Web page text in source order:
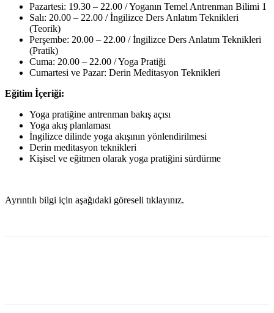
Pazartesi: 19.30 – 22.00 / Yoganın Temel Antrenman Bilimi 1
Salı: 20.00 – 22.00 / İngilizce Ders Anlatım Teknikleri
(Teorik)
Perşembe: 20.00 – 22.00 / İngilizce Ders Anlatım Teknikleri
(Pratik)
Cuma: 20.00 – 22.00 / Yoga Pratiği
Cumartesi ve Pazar: Derin Meditasyon Teknikleri
Eğitim İçeriği:
Yoga pratiğine antrenman bakış açısı
Yoga akış planlaması
İngilizce dilinde yoga akışının yönlendirilmesi
Derin meditasyon teknikleri
Kişisel ve eğitmen olarak yoga pratiğini sürdürme
Ayrıntılı bilgi için aşağıdaki göreseli tıklayınız.